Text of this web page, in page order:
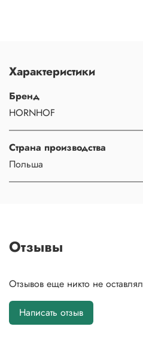
Характеристики
Бренд
HORNHOF
Страна производства
Польша
Отзывы
Отзывов еще никто не оставлял
Написать отзыв